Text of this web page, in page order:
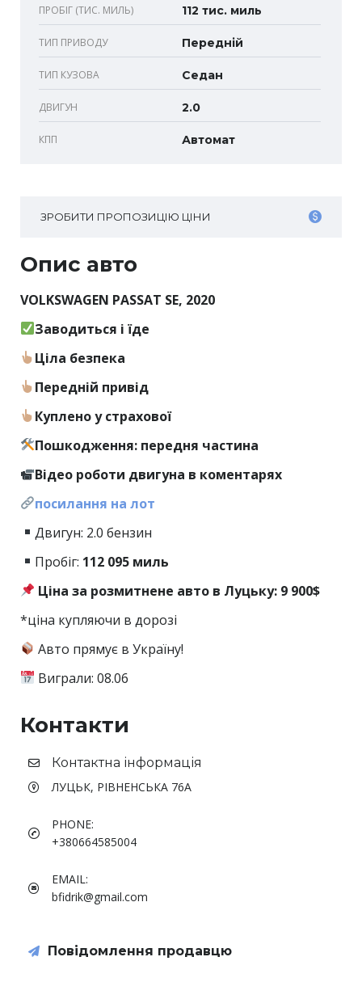
ПРОБІГ (ТИС. МИЛЬ) 112 тис. миль
ТИП ПРИВОДУ Передній
ТИП КУЗОВА Седан
ДВИГУН 2.0
КПП Автомат
ЗРОБИТИ ПРОПОЗИЦІЮ ЦІНИ
Опис авто
VOLKSWAGEN PASSAT SE, 2020
Заводиться і їде
Ціла безпека
Передній привід
Куплено у страхової
Пошкодження: передня частина
Відео роботи двигуна в коментарях
посилання на лот
Двигун: 2.0 бензин
Пробіг: 112 095 миль
Ціна за розмитнене авто в Луцьку: 9 900$
*ціна купляючи в дорозі
Авто прямує в Україну!
Виграли: 08.06
Контакти
Контактна інформація
ЛУЦЬК, РІВНЕНСЬКА 76А
PHONE:
+380664585004
EMAIL:
bfidrik@gmail.com
Повідомлення продавцю